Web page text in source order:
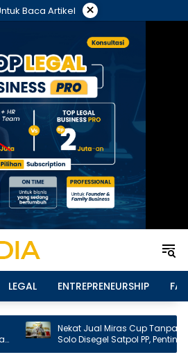
Baca Artikel ×
LEGAL ENTREPRENEURSHIP
Jual Miras Cup Tanpa Izin, Outlet di
Satpol PP, Pentingnya Izin
& SIUP-MB untuk Bisnis